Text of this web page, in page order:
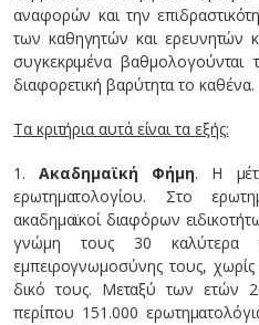
αναφορών και την
των καθηγητών και ερευνητών
συγκεκριμένα βαθμολογούνται
διαφορετική βαρύτητα το καθένα.
Τα κριτήρια αυτά είναι τα εξής:
1. Ακαδημαϊκή Φήμη. Η
ερωτηματολογίου. Στο
ακαδημαϊκοί διαφόρων
γνώμη τους 30 καλύτερα
εμπειρογνωμοσύνης τους,
δικό τους. Μεταξύ των ετών
περίπου 151.000